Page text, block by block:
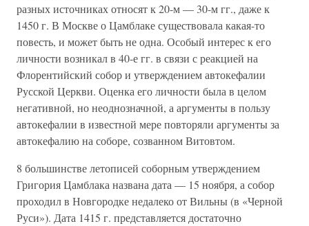
разных источниках относят к 20-м — 30-м гг., даже к
1450 г. В Москве о Цамблаке существовала какая-то
повесть, и может быть не одна. Особый интерес к его
личности возникал в 40-е гг. в связи с реакцией на
Флорентийский собор и утверждением автокефалии
Русской Церкви. Оценка его личности была в целом
негативной, но неоднозначной, а аргументы в пользу
автокефалии в известной мере повторяли аргументы за
автокефалию на соборе, созванном Витовтом.
8 большинстве летописей соборным утверждением
Григория Цамблака названа дата — 15 ноября, а собор
проходил в Новгородке недалеко от Вильны (в «Черной
Руси»). Дата 1415 г. представляется достаточно